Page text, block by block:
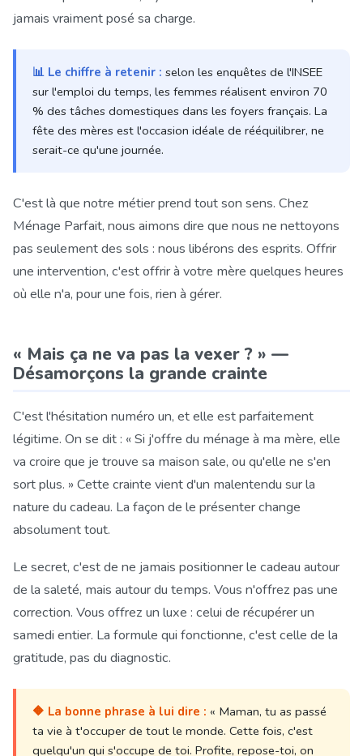
jamais vraiment posé sa charge.
📊 Le chiffre à retenir : selon les enquêtes de l'INSEE
sur l'emploi du temps, les femmes réalisent environ 70
% des tâches domestiques dans les foyers français. La
fête des mères est l'occasion idéale de rééquilibrer, ne
serait-ce qu'une journée.
C'est là que notre métier prend tout son sens. Chez
Ménage Parfait, nous aimons dire que nous ne nettoyons
pas seulement des sols : nous libérons des esprits. Offrir
une intervention, c'est offrir à votre mère quelques heures
où elle n'a, pour une fois, rien à gérer.
« Mais ça ne va pas la vexer ? » —
Désamorçons la grande crainte
C'est l'hésitation numéro un, et elle est parfaitement
légitime. On se dit : « Si j'offre du ménage à ma mère, elle
va croire que je trouve sa maison sale, ou qu'elle ne s'en
sort plus. » Cette crainte vient d'un malentendu sur la
nature du cadeau. La façon de le présenter change
absolument tout.
Le secret, c'est de ne jamais positionner le cadeau autour
de la saleté, mais autour du temps. Vous n'offrez pas une
correction. Vous offrez un luxe : celui de récupérer un
samedi entier. La formule qui fonctionne, c'est celle de la
gratitude, pas du diagnostic.
🔶 La bonne phrase à lui dire : « Maman, tu as passé
ta vie à t'occuper de tout le monde. Cette fois, c'est
quelqu'un qui s'occupe de toi. Profite, repose-toi, on